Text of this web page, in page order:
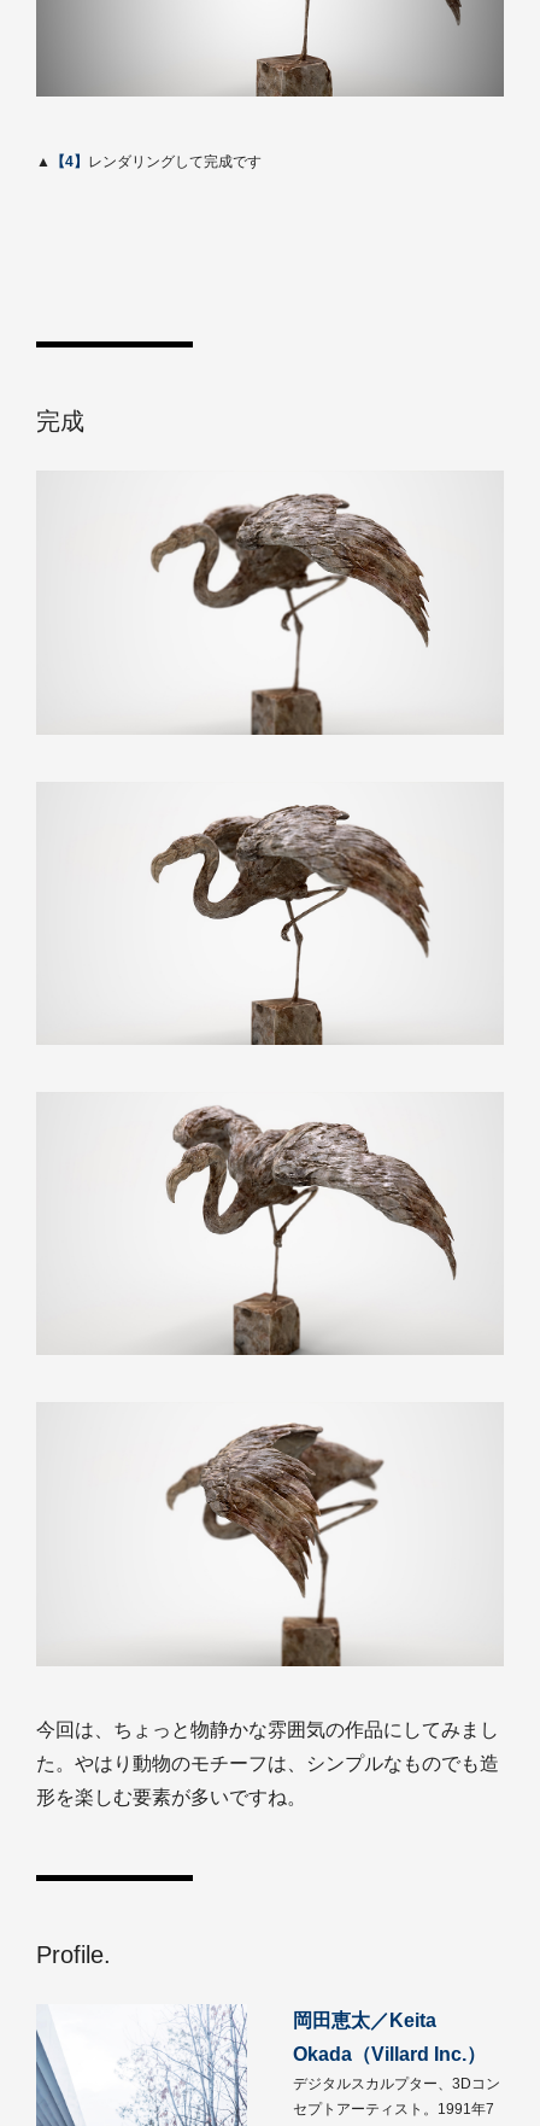
▲ 【4】 レンダリングして完成です
完成
今回は、ちょっと物静かな雰囲気の作品にしてみまし
た。やはり動物のモチーフは、シンプルなものでも造
形を楽しむ要素が多いですね。
Profile.
岡田恵太／Keita
Okada（Villard Inc.）
デジタルスカルプター、3Dコン
セプトアーティスト。1991年7